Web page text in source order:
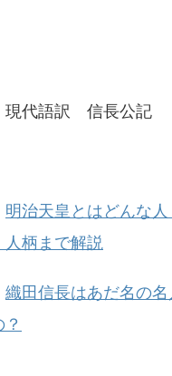
現代語訳 信長公記
明治天皇とはどんな
柄まで解説
織田信長はあだ名の